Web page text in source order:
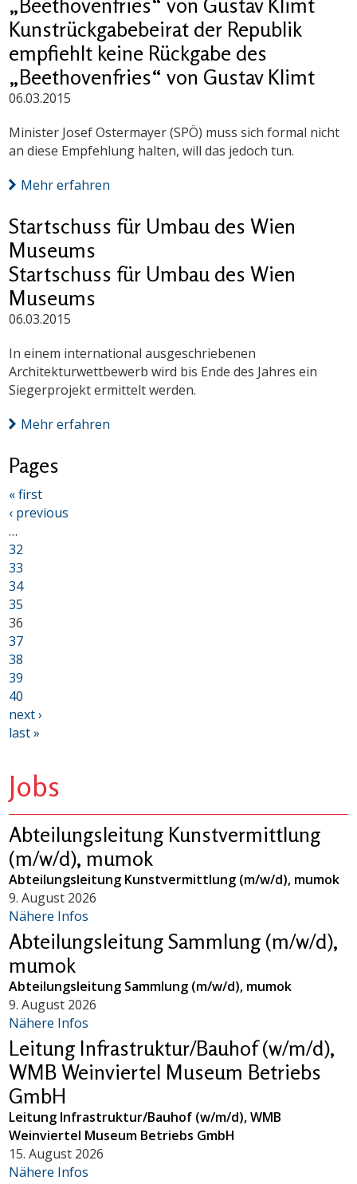
„Beethovenfries“ von Gustav Klimt
Kunstrückgabebeirat der Republik
empfiehlt keine Rückgabe des
„Beethovenfries“ von Gustav Klimt
06.03.2015
Minister Josef Ostermayer (SPÖ) muss sich formal nicht
an diese Empfehlung halten, will das jedoch tun.
Mehr erfahren
Startschuss für Umbau des Wien
Museums
Startschuss für Umbau des Wien
Museums
06.03.2015
In einem international ausgeschriebenen
Architekturwettbewerb wird bis Ende des Jahres ein
Siegerprojekt ermittelt werden.
Mehr erfahren
Pages
« first
‹ previous
…
32
33
34
35
36
37
38
39
40
next ›
last »
Jobs
Abteilungsleitung Kunstvermittlung
(m/w/d), mumok
Abteilungsleitung Kunstvermittlung (m/w/d), mumok
9. August 2026
Nähere Infos
Abteilungsleitung Sammlung (m/w/d),
mumok
Abteilungsleitung Sammlung (m/w/d), mumok
9. August 2026
Nähere Infos
Leitung Infrastruktur/Bauhof (w/m/d),
WMB Weinviertel Museum Betriebs
GmbH
Leitung Infrastruktur/Bauhof (w/m/d), WMB
Weinviertel Museum Betriebs GmbH
15. August 2026
Nähere Infos